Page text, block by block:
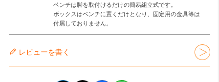
ベンチは脚を取付けるだけの簡易組立式です。
ボックスはベンチに置くだけとなり、固定用の金具等は
付属しておりません。
レビューを書く